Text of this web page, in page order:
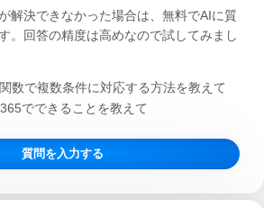
解決できなかった場合は、無料でAIに質
。回答の精度は高めなので試してみまし
数で複数条件に対応する方法を教えて
でできることを教えて
質問を入力する